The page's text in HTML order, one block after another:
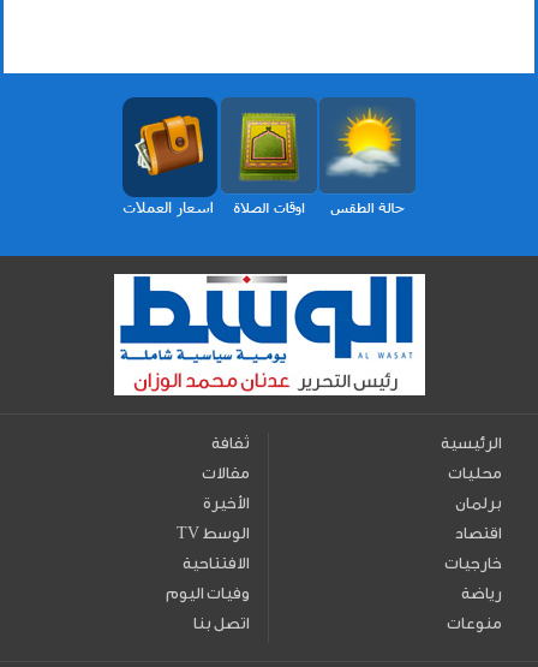
الرئيسية
محليات
برلمان
اقتصاد
خارجيات
رياضة
منوعات
ثقافة
مقالات
الأخيرة
TV الوسط
الافتتاحية
وفيات اليوم
اتصل بنا